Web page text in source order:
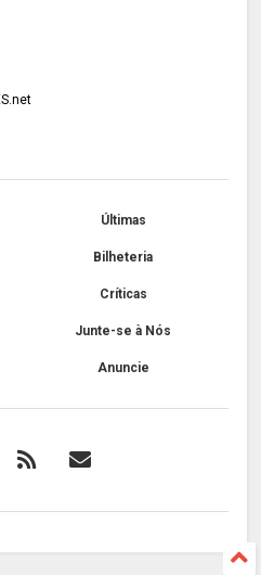
Últimas
Bilheteria
Críticas
Junte-se à Nós
Anuncie